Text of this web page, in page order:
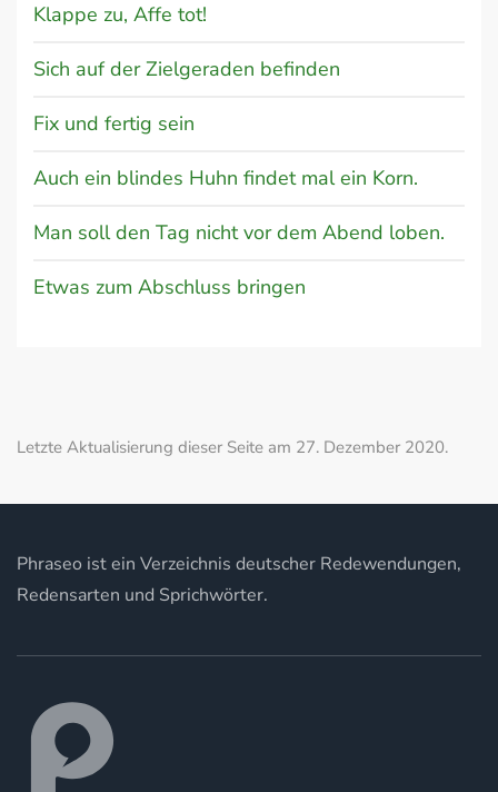
Klappe zu, Affe tot!
Sich auf der Zielgeraden befinden
Fix und fertig sein
Auch ein blindes Huhn findet mal ein Korn.
Man soll den Tag nicht vor dem Abend loben.
Etwas zum Abschluss bringen
Letzte Aktualisierung dieser Seite am 27. Dezember 2020.
Phraseo ist ein Verzeichnis deutscher Redewendungen,
Redensarten und Sprichwörter.